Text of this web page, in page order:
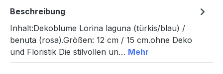
Beschreibung
Inhalt:Dekoblume Lorina laguna (türkis/blau) /
benuta (rosa).Größen: 12 cm / 15 cm.ohne Deko
und Floristik Die stilvollen un… Mehr